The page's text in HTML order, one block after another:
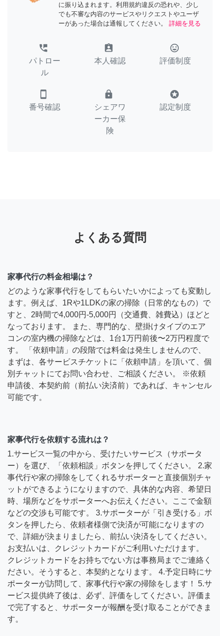
に振り込まれます。利用規約違反の恐れや、少し
でも不審な内容のサービスやリクエストやユーザ
ーがあった場合は通報してください。
詳細を見る
perm_phone_msg
パトロー
ル
assignment_ind
本人確認
tag_faces
評価制度
smartphone
番号確認
lock
シェアワ
ーカー保
険
stars
認定制度
よくある質問
家事代行の料金相場は？
どのような家事代行をしてもらいたいかによっても変動し
ます。例えば、1Rや1LDKの家の掃除（日常的なもの）で
すと、2時間で4,000円-5,000円（交通費、雑費込）ほどと
なっております。 また、専門的な、壁掛けタイプのエア
コンの室内機の掃除などは、1台1万円前後〜2万円程度で
す。 「依頼申請」の段階では料金は発生しませんので、
まずは、各サービスチケットに「依頼申請」を頂いて、個
別チャットにてお問い合わせ、ご相談ください。 ※依頼
申請後、本契約前（前払い決済前）であれば、キャンセル
可能です。
家事代行を依頼する流れは？
1.サービス一覧の中から、受けたいサービス（サポータ
ー）を選び、「依頼相談」ボタンを押してください。 2.家
事代行や家の掃除をしてくれるサポーターと直接個別チャ
ットができるようになりますので、具体的な内容、希望日
時、場所などをサポーターへお伝えください。ここで金額
などの交渉も可能です。 3.サポーターが「引き受ける」ボ
タンを押したら、依頼者様側で決済が可能になりますの
で、詳細が決まりましたら、前払い決済をしてください。
お支払いは、クレジットカードがご利用いただけます。
クレジットカードをお持ちでない方は事務局までご連絡く
ださい。そうすると、本契約となります。 4.予定日時にサ
ポーターが訪問して、家事代行や家の掃除をします！ 5.サ
ービス提供終了後は、必ず、評価をしてください。評価ま
で完了すると、サポーターが報酬を受け取ることができま
す。